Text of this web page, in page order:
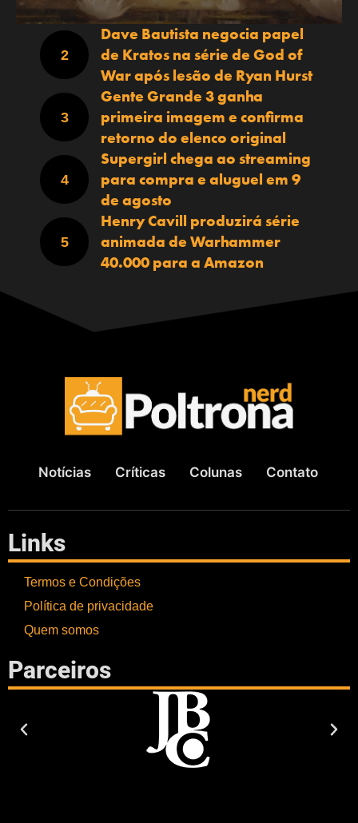
Dave Bautista negocia papel
de Kratos na série de God of
War após lesão de Ryan Hurst
Gente Grande 3 ganha
primeira imagem e confirma
retorno do elenco original
Supergirl chega ao streaming
para compra e aluguel em 9
de agosto
Henry Cavill produzirá série
animada de Warhammer
40.000 para a Amazon
Notícias Críticas Colunas Contato
Links
Termos e Condições
Política de privacidade
Quem somos
Parceiros